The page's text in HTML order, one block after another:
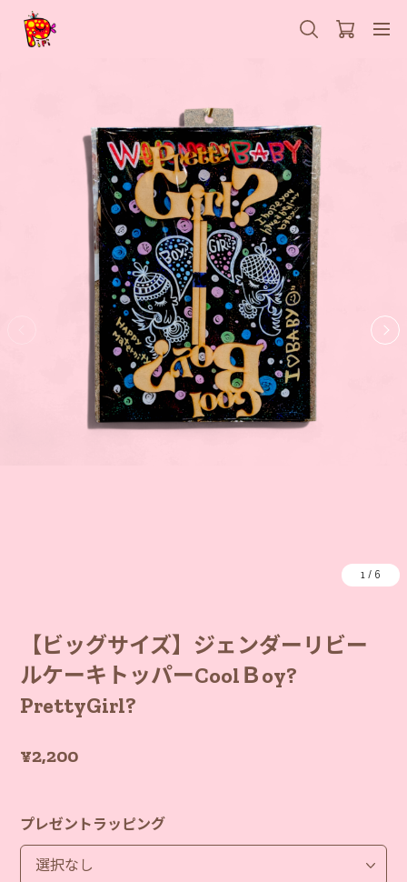
1 / 6
【ビッグサイズ】ジェンダーリビー
ルケーキトッパーCoolＢoy?
PrettyGirl?
¥2,200
プレゼントラッピング